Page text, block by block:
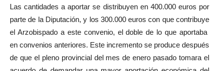
Las cantidades a aportar se distribuyen en 400.000 euros por
parte de la Diputación, y los 300.000 euros con que contribuye
el Arzobispado a este convenio, el doble de lo que aportaba
en convenios anteriores. Este incremento se produce después
de que el pleno provincial del mes de enero pasado tomara el